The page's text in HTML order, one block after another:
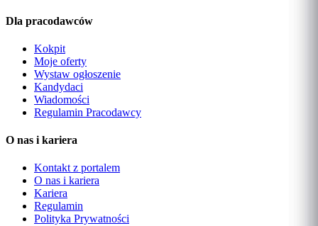
Dla pracodawców
Kokpit
Moje oferty
Wystaw ogłoszenie
Kandydaci
Wiadomości
Regulamin Pracodawcy
O nas i kariera
Kontakt z portalem
O nas i kariera
Kariera
Regulamin
Polityka Prywatności